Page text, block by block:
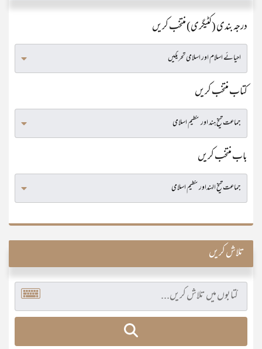
درجہ بندی (کٹیگری) منتخب کریں
کتاب منتخب کریں
باب منتخب کریں
تلاش کریں